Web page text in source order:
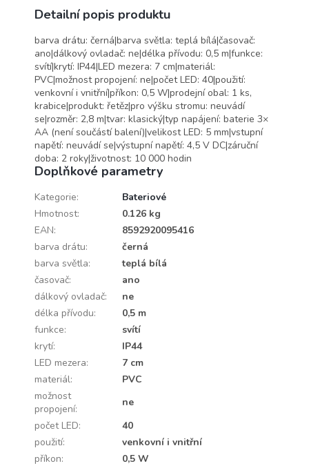
Detailní popis produktu
barva drátu: černá|barva světla: teplá bílá|časovač:
ano|dálkový ovladač: ne|délka přívodu: 0,5 m|funkce:
svítí|krytí: IP44|LED mezera: 7 cm|materiál:
PVC|možnost propojení: ne|počet LED: 40|použití:
venkovní i vnitřní|příkon: 0,5 W|prodejní obal: 1 ks,
krabice|produkt: řetěz|pro výšku stromu: neuvádí
se|rozměr: 2,8 m|tvar: klasický|typ napájení: baterie 3×
AA (není součástí balení)|velikost LED: 5 mm|vstupní
napětí: neuvádí se|výstupní napětí: 4,5 V DC|záruční
doba: 2 roky|životnost: 10 000 hodin
Doplňkové parametry
Kategorie:
Bateriové
Hmotnost:
0.126 kg
EAN:
8592920095416
barva drátu:
černá
barva světla:
teplá bílá
časovač:
ano
dálkový ovladač:
ne
délka přívodu:
0,5 m
funkce:
svítí
krytí:
IP44
LED mezera:
7 cm
materiál:
PVC
možnost
propojení:
ne
počet LED:
40
použití:
venkovní i vnitřní
příkon:
0,5 W